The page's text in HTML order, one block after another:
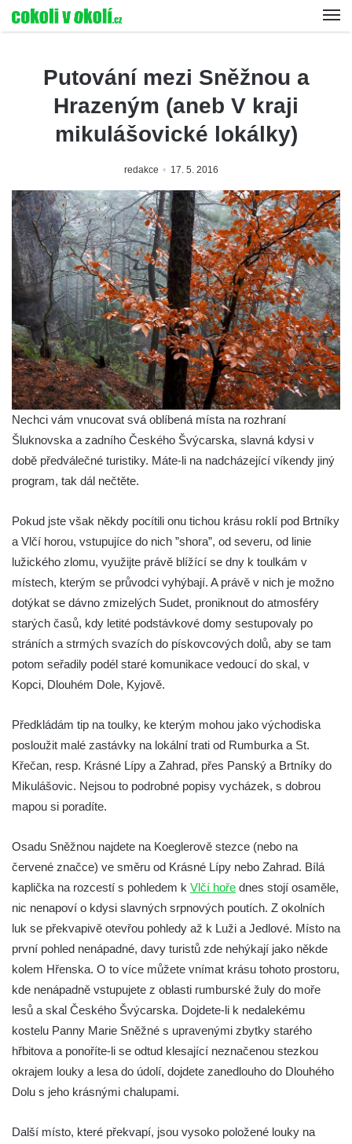
Putování mezi Sněžnou a
Hrazeným (aneb V kraji
mikulášovické lokálky)
redakce 17. 5. 2016
Nechci vám vnucovat svá oblíbená místa na rozhraní
Šluknovska a zadního Českého Švýcarska, slavná kdysi v
době předválečné turistiky. Máte-li na nadcházející víkendy jiný
program, tak dál nečtěte.
Pokud jste však někdy pocítili onu tichou krásu roklí pod Brtníky
a Vlčí horou, vstupujíce do nich ”shora”, od severu, od linie
lužického zlomu, využijte právě blížící se dny k toulkám v
místech, kterým se průvodci vyhýbají. A právě v nich je možno
dotýkat se dávno zmizelých Sudet, proniknout do atmosféry
starých časů, kdy letité podstávkové domy sestupovaly po
stráních a strmých svazích do pískovcových dolů, aby se tam
potom seřadily podél staré komunikace vedoucí do skal, v
Kopci, Dlouhém Dole, Kyjově.
Předkládám tip na toulky, ke kterým mohou jako východiska
posloužit malé zastávky na lokální trati od Rumburka a St.
Křečan, resp. Krásné Lípy a Zahrad, přes Panský a Brtníky do
Mikulášovic. Nejsou to podrobné popisy vycházek, s dobrou
mapou si poradíte.
Osadu Sněžnou najdete na Koeglerově stezce (nebo na
červené značce) ve směru od Krásné Lípy nebo Zahrad. Bílá
kaplička na rozcestí s pohledem k Vlčí hoře dnes stojí osaměle,
nic nenapoví o kdysi slavných srpnových poutích. Z okolních
luk se překvapivě otevřou pohledy až k Luži a Jedlové. Místo na
první pohled nenápadné, davy turistů zde nehýkají jako někde
kolem Hřenska. O to více můžete vnímat krásu tohoto prostoru,
kde nenápadně vstupujete z oblasti rumburské žuly do moře
lesů a skal Českého Švýcarska. Dojdete-li k nedalekému
kostelu Panny Marie Sněžné s upravenými zbytky starého
hřbitova a ponoříte-li se odtud klesající neznačenou stezkou
okrajem louky a lesa do údolí, dojdete zanedlouho do Dlouhého
Dolu s jeho krásnými chalupami.
Další místo, které překvapí, jsou vysoko položené louky na